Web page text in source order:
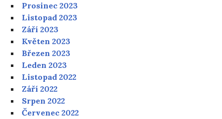
Prosinec 2023
Listopad 2023
Září 2023
Květen 2023
Březen 2023
Leden 2023
Listopad 2022
Září 2022
Srpen 2022
Červenec 2022